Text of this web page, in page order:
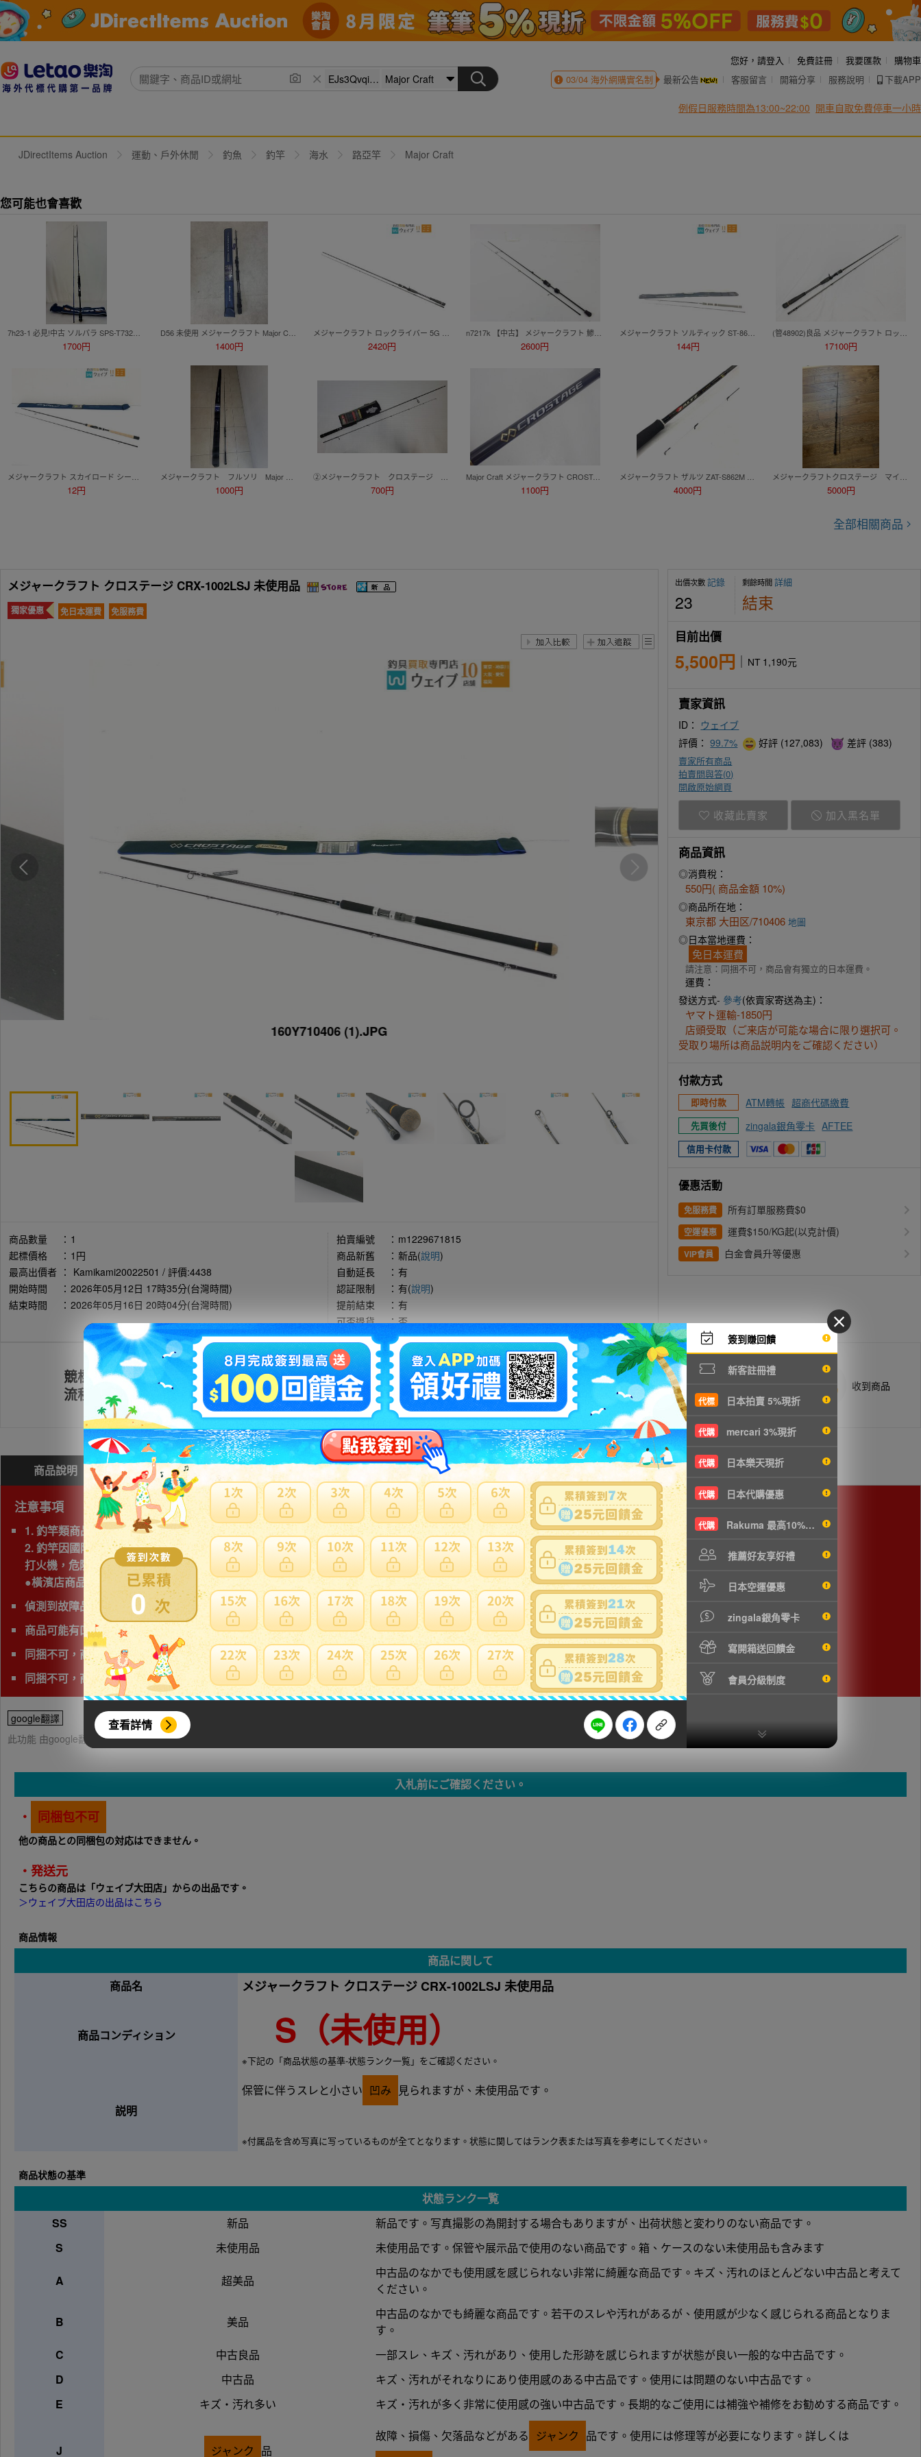
0
查看詳情
簽到賺回饋
新客註冊禮
代標 日本拍賣 5%現折
代購 mercari 3%現折
代購 日本樂天現折
代購 日本代購優惠
代購 Rakuma 最高10%現折
推薦好友享好禮
日本空運優惠
zingala銀角零卡
寫開箱送回饋金
會員分級制度
您好， 請登入 免費註冊 我要匯款
購物車
03/04海外網購實名制 最新公告 客服留言 開箱分享 服務說明 下載APP
例假日服務時間為13:00~22:00 開車自取免費停車一小時
JDirectItems Auction 運動、戶外休閒 釣魚 釣竿 海水 路亞竿 Major Craft
您可能也會喜歡
1700円 1400円 2420円 2600円
メジャークラフト ソルティック ST-862PE
144円 17100円
12円 1000円 700円
Major Craft メジャークラフト CROSTAGE CRX-T732AJI クロステージ ロッド 釣り竿 ¶ 7650E-6
1100円 4000円 5000円
全部相關商品
メジャークラフト クロステージ CRX-1002LSJ 未使用品
獨家優惠 免日本運費 免服務費
160Y710406 (1).JPG 160Y710406 (2).JPG
商品數量 ： 1
起標價格
： 1円
最高出價者 ： Kamikami20022501 / 評價:4438
開始時間
： 2026年05月12日 17時35分(台灣時間)
結束時間
： 2026年05月16日 20時04分(台灣時間)
拍賣編號 ： m1229671815
商品新舊
： 新品(說明)
自動延長
： 有
認証限制
： 有(說明)
提前結束
： 有
可否退貨
：否
出價次數記錄
23
剩餘時間詳細
結束
目前出價
5,500円 NT 1,190元
賣家資訊
ID： ウェイブ
評價：99.7% 好評 (127,083) 差評 (383)
賣家所有商品
拍賣問與答(0)
開啟原始網頁
收藏此賣家 加入黑名單
商品資訊
◎消費稅：
550円( 商品金額 10%)
◎商品所在地：
東京都 大田区/710406 地圖
◎日本當地運費：
免日本運費
請注意：同捆不可，商品會有獨立的日本運費。
運費：
發送方式- 參考(依賣家寄送為主)：
ヤマト運輸-1850円
店頭受取（ご来店が可能な場合に限り選択可。
受取り場所は商品説明内をご確認ください）
付款方式
即時付款 ATM轉帳 超商代碼繳費
先買後付 zingala銀角零卡 AFTEE
信用卡付款
優惠活動
免服務費 所有訂單服務費$0
空運優惠 運費$150/KG起(以克計價)
VIP會員 白金會員升等優惠
競標
流程
註冊會員 出價競標 得標填寫委託單 商品抵台通知出貨 收到商品
商品說明 問與答(0) 費用試算 問題商品反映流程
注意事項
1. 釣竿類商品，若三邊長度總和超過180cm以上為大型商品，使用空運會產生材積費用與其他費用，使用海運則無其他費用。
2. 釣竿因國際運送經常發生破損，因此若非紙箱包裝，日本會主動加一個紙箱包裝，會增加國際運費。
打火機，危險物品，運輸公司禁止運送，因此無法協助購買。
●橫濱店商品已不包含在獨家優惠對象中，還請會員留意●
偵測到故障品(垃圾品)、問題商品、可能無法修理字樣,下標前注意
商品可能有凹損、塌陷，請下標前詢問清楚且注意。
同捆不可，商品會有獨立的日本運費。
同捆不可，商品會有獨立的日本運費
google翻譯
此功能 由google翻譯提供參考，樂淘不保證翻譯內容之正確性，詳細問題說明請使用商品問與答
入札前にご確認ください。
・ 同梱包不可
他の商品との同梱包の対応はできません。
・発送元
こちらの商品は「ウェイブ大田店」からの出品です。
＞ウェイブ大田店の出品はこちら
商品情報
商品に関して
商品名
メジャークラフト クロステージ CRX-1002LSJ 未使用品
商品コンディション S（未使用）
※下記の「商品状態の基準-状態ランク一覧」をご確認ください。
説明
保管に伴うスレと小さい 凹み 見られますが、未使用品です。
※付属品を含め写真に写っているものが全てとなります。状態に関してはランク表または写真を参考にしてください。
商品状態の基準
状態ランク一覧
SS
新品
新品です。写真撮影の為開封する場合もありますが、出荷状態と変わりのない商品です。
S
未使用品 未使用品です。保管や展示品で使用のない商品です。箱、ケースのない未使用品も含みます
A 超美品
中古品のなかでも使用感を感じられない非常に綺麗な商品です。キズ、汚れのほとんどない中古品と考えて
ください。
B 美品
中古品のなかでも綺麗な商品です。若干のスレや汚れがあるが、使用感が少なく感じられる商品となりま
す。
C
中古良品
一部スレ、キズ、汚れがあり、使用した形跡を感じられますが状態が良い一般的な中古品です。
D
中古品
キズ、汚れがそれなりにあり使用感のある中古品です。使用には問題のない中古品です。
E
キズ・汚れ多い キズ・汚れが多く非常に使用感の強い中古品です。長期的なご使用には補強や補修をお勧めする商品です。
J ジャンク 品
故障、損傷、欠落品などがある ジャンク 品です。使用には修理等が必要になります。詳しくは